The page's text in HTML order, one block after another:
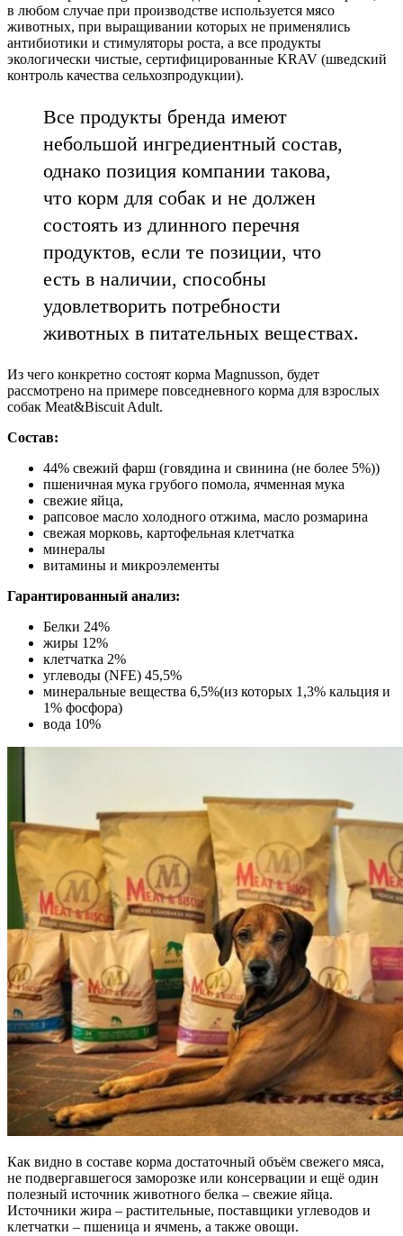
в любом случае при производстве используется мясо
животных, при выращивании которых не применялись
антибиотики и стимуляторы роста, а все продукты
экологически чистые, сертифицированные KRAV (шведский
контроль качества сельхозпродукции).
Все продукты бренда имеют
небольшой ингредиентный состав,
однако позиция компании такова,
что корм для собак и не должен
состоять из длинного перечня
продуктов, если те позиции, что
есть в наличии, способны
удовлетворить потребности
животных в питательных веществах.
Из чего конкретно состоят корма Magnusson, будет
рассмотрено на примере повседневного корма для взрослых
собак Meat&Biscuit Adult.
Состав:
44% свежий фарш (говядина и свинина (не более 5%))
пшеничная мука грубого помола, ячменная мука
свежие яйца,
рапсовое масло холодного отжима, масло розмарина
свежая морковь, картофельная клетчатка
минералы
витамины и микроэлементы
Гарантированный анализ:
Белки 24%
жиры 12%
клетчатка 2%
углеводы (NFE) 45,5%
минеральные вещества 6,5%(из которых 1,3% кальция и
1% фосфора)
вода 10%
Как видно в составе корма достаточный объём свежего мяса,
не подвергавшегося заморозке или консервации и ещё один
полезный источник животного белка – свежие яйца.
Источники жира – растительные, поставщики углеводов и
клетчатки – пшеница и ячмень, а также овощи.